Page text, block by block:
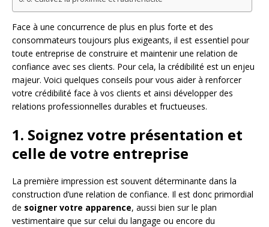
Face à une concurrence de plus en plus forte et des
consommateurs toujours plus exigeants, il est essentiel pour
toute entreprise de construire et maintenir une relation de
confiance avec ses clients. Pour cela, la crédibilité est un enjeu
majeur. Voici quelques conseils pour vous aider à renforcer
votre crédibilité face à vos clients et ainsi développer des
relations professionnelles durables et fructueuses.
1. Soignez votre présentation et
celle de votre entreprise
La première impression est souvent déterminante dans la
construction d’une relation de confiance. Il est donc primordial
de soigner votre apparence, aussi bien sur le plan
vestimentaire que sur celui du langage ou encore du